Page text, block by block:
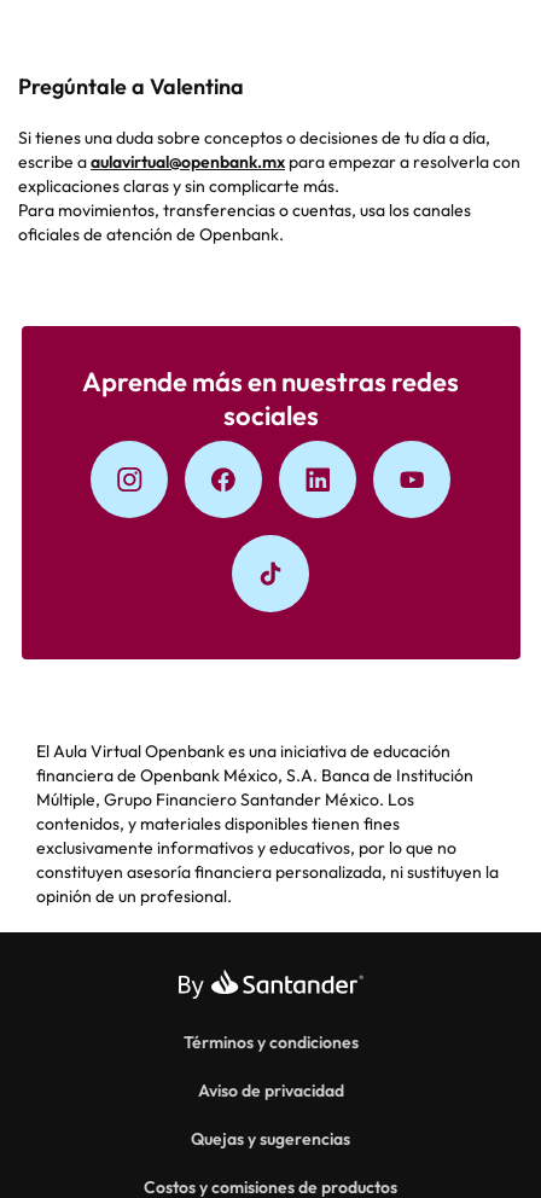
Pregúntale a Valentina
Si tienes una duda sobre conceptos o decisiones de tu día a día,
escribe aaulavirtual@openbank.mx para empezar a resolverla con
explicaciones claras y sin complicarte más.
Para movimientos, transferencias o cuentas, usa los canales
oficiales de atención de Openbank.
Aprende más en nuestras redes
sociales
El Aula Virtual Openbank es una iniciativa de educación
financiera de Openbank México, S.A. Banca de Institución
Múltiple, Grupo Financiero Santander México. Los
contenidos, y materiales disponibles tienen fines
exclusivamente informativos y educativos, por lo que no
constituyen asesoría financiera personalizada, ni sustituyen la
opinión de un profesional.
Términos y condiciones
Aviso de privacidad
Quejas y sugerencias
Costos y comisiones de productos